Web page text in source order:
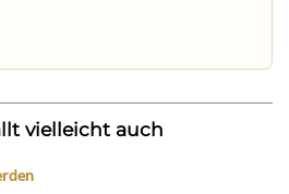
vielleicht auch